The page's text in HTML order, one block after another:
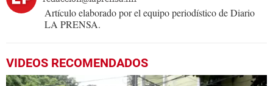
Artículo elaborado por el equipo periodístico de Diario
LA PRENSA.
VIDEOS RECOMENDADOS